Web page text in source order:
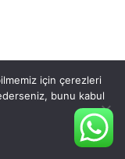
için çerezleri
bunu kabul